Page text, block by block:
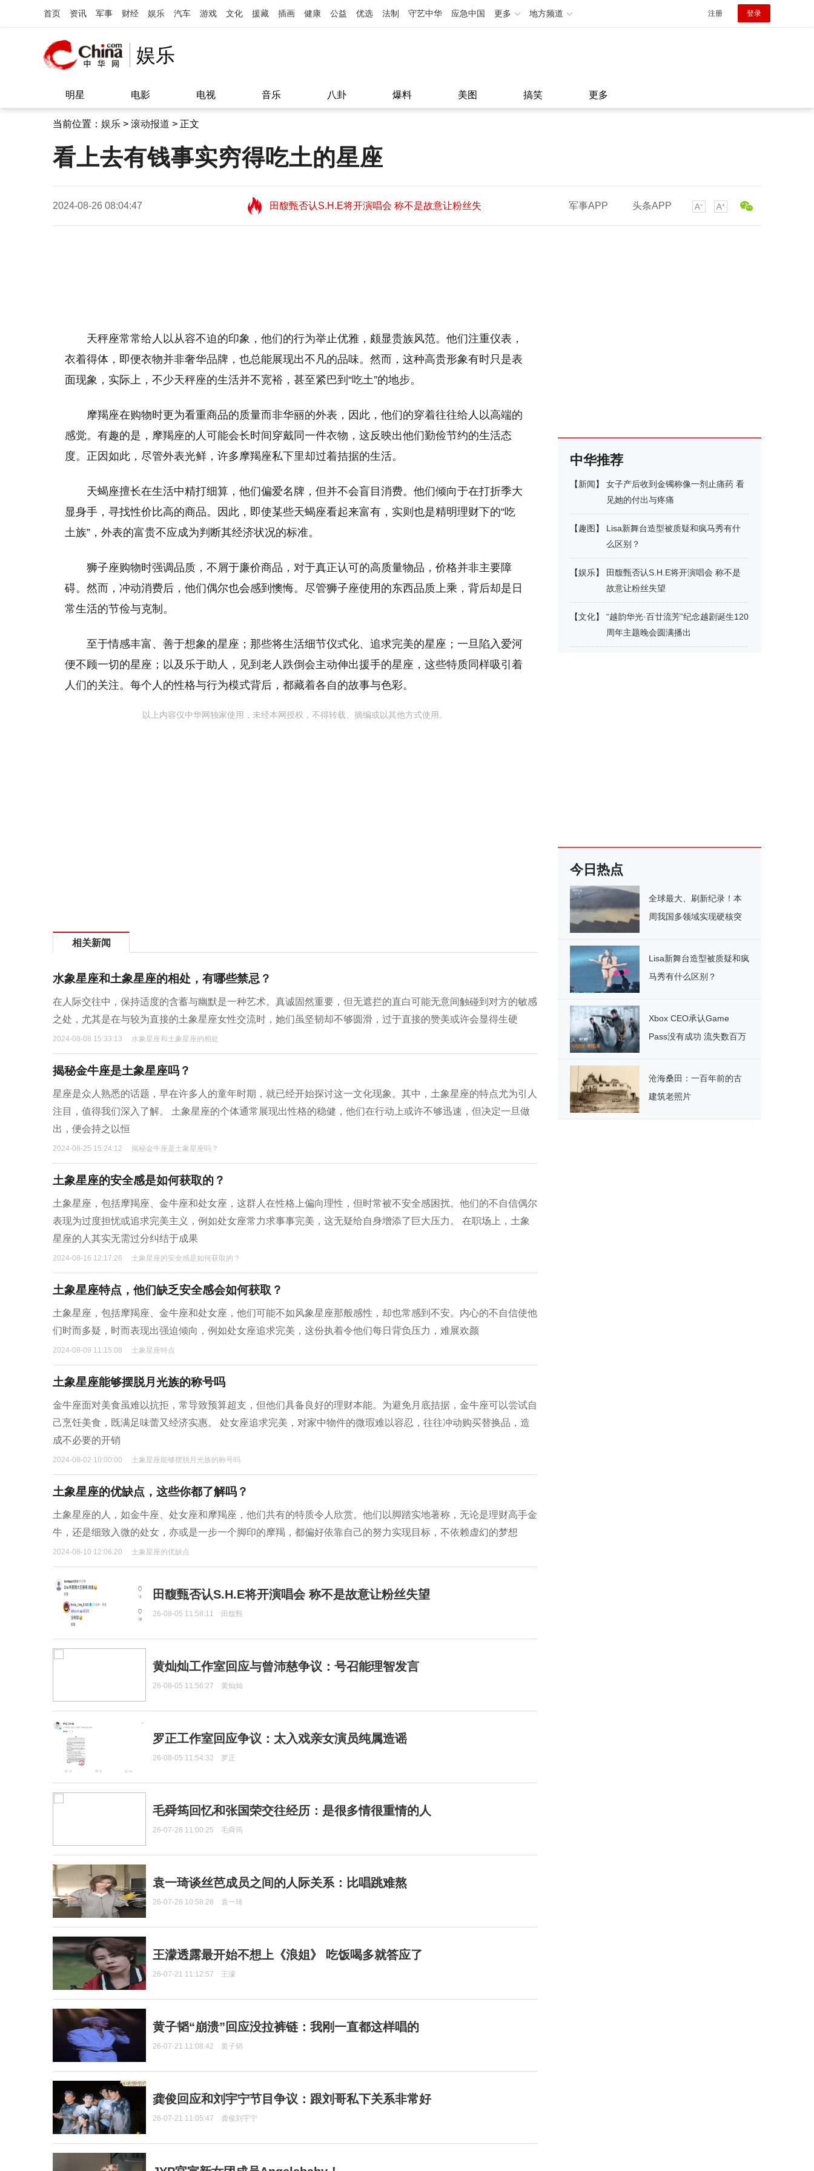
首页 资讯 军事 财经 娱乐 汽车 游戏 文化 援藏 插画 健康 公益 优选 法制 守艺中华 应急中国 更多 地方频道 注册 登录
娱乐
明星 电影 电视 音乐 八卦 爆料 美图 搞笑 更多
当前位置： 娱乐 > 滚动报道 > 正文
看上去有钱事实穷得吃土的星座
2024-08-26 08:04:47
田馥甄否认S.H.E将开演唱会 称不是故意让粉丝失
望11:08
田馥甄否认S.H.E将开演唱会 称不是故意让粉丝失
军事APP 头条APP
天秤座常常给人以从容不迫的印象，他们的行为举止优雅，颇显贵族风范。他们注重仪表，
衣着得体，即便衣物并非奢华品牌，也总能展现出不凡的品味。然而，这种高贵形象有时只是表
面现象，实际上，不少天秤座的生活并不宽裕，甚至紧巴到“吃土”的地步。
摩羯座在购物时更为看重商品的质量而非华丽的外表，因此，他们的穿着往往给人以高端的
感觉。有趣的是，摩羯座的人可能会长时间穿戴同一件衣物，这反映出他们勤俭节约的生活态
度。正因如此，尽管外表光鲜，许多摩羯座私下里却过着拮据的生活。
天蝎座擅长在生活中精打细算，他们偏爱名牌，但并不会盲目消费。他们倾向于在打折季大
显身手，寻找性价比高的商品。因此，即使某些天蝎座看起来富有，实则也是精明理财下的“吃
土族”，外表的富贵不应成为判断其经济状况的标准。
狮子座购物时强调品质，不屑于廉价商品，对于真正认可的高质量物品，价格并非主要障
碍。然而，冲动消费后，他们偶尔也会感到懊悔。尽管狮子座使用的东西品质上乘，背后却是日
常生活的节俭与克制。
至于情感丰富、善于想象的星座；那些将生活细节仪式化、追求完美的星座；一旦陷入爱河
便不顾一切的星座；以及乐于助人，见到老人跌倒会主动伸出援手的星座，这些特质同样吸引着
人们的关注。每个人的性格与行为模式背后，都藏着各自的故事与色彩。
以上内容仅中华网独家使用，未经本网授权，不得转载、摘编或以其他方式使用。
相关新闻
水象星座和土象星座的相处，有哪些禁忌？
在人际交往中，保持适度的含蓄与幽默是一种艺术。真诚固然重要，但无遮拦的直白可能无意间触碰到对方的敏感
之处，尤其是在与较为直接的土象星座女性交流时，她们虽坚韧却不够圆滑，过于直接的赞美或许会显得生硬
2024-08-08 15:33:13 水象星座和土象星座的相处
揭秘金牛座是土象星座吗？
星座是众人熟悉的话题，早在许多人的童年时期，就已经开始探讨这一文化现象。其中，土象星座的特点尤为引人
注目，值得我们深入了解。 土象星座的个体通常展现出性格的稳健，他们在行动上或许不够迅速，但决定一旦做
出，便会持之以恒
2024-08-25 15:24:12 揭秘金牛座是土象星座吗？
土象星座的安全感是如何获取的？
土象星座，包括摩羯座、金牛座和处女座，这群人在性格上偏向理性，但时常被不安全感困扰。他们的不自信偶尔
表现为过度担忧或追求完美主义，例如处女座常力求事事完美，这无疑给自身增添了巨大压力。 在职场上，土象
星座的人其实无需过分纠结于成果
2024-08-16 12:17:26 土象星座的安全感是如何获取的？
土象星座特点，他们缺乏安全感会如何获取？
土象星座，包括摩羯座、金牛座和处女座，他们可能不如风象星座那般感性，却也常感到不安。内心的不自信使他
们时而多疑，时而表现出强迫倾向，例如处女座追求完美，这份执着令他们每日背负压力，难展欢颜
2024-08-09 11:15:08 土象星座特点
土象星座能够摆脱月光族的称号吗
金牛座面对美食虽难以抗拒，常导致预算超支，但他们具备良好的理财本能。为避免月底拮据，金牛座可以尝试自
己烹饪美食，既满足味蕾又经济实惠。 处女座追求完美，对家中物件的微瑕难以容忍，往往冲动购买替换品，造
成不必要的开销
2024-08-02 10:00:00 土象星座能够摆脱月光族的称号吗
土象星座的优缺点，这些你都了解吗？
土象星座的人，如金牛座、处女座和摩羯座，他们共有的特质令人欣赏。他们以脚踏实地著称，无论是理财高手金
牛，还是细致入微的处女，亦或是一步一个脚印的摩羯，都偏好依靠自己的努力实现目标，不依赖虚幻的梦想
2024-08-10 12:06:20 土象星座的优缺点
田馥甄否认S.H.E将开演唱会 称不是故意让粉丝失望
26-08-05 11:58:11 田馥甄
黄灿灿工作室回应与曾沛慈争议：号召能理智发言
26-08-05 11:56:27 黄灿灿
罗正工作室回应争议：太入戏亲女演员纯属造谣
26-08-05 11:54:32 罗正
毛舜筠回忆和张国荣交往经历：是很多情很重情的人
26-07-28 11:00:25 毛舜筠
袁一琦谈丝芭成员之间的人际关系：比唱跳难熬
26-07-28 10:58:28 袁一琦
王濛透露最开始不想上《浪姐》 吃饭喝多就答应了
26-07-21 11:12:57 王濛
黄子韬“崩溃”回应没拉裤链：我刚一直都这样唱的
26-07-21 11:08:42 黄子韬
龚俊回应和刘宇宁节目争议：跟刘哥私下关系非常好
26-07-21 11:05:47 龚俊刘宇宁
中华推荐
【新闻】
女子产后收到金镯称像一剂止痛药 看
见她的付出与疼痛
【趣图 】
Lisa新舞台造型被质疑和疯马秀有什
么区别？
【娱乐】
田馥甄否认S.H.E将开演唱会 称不是
故意让粉丝失望
【文化】
“越韵华光·百廿流芳”纪念越剧诞生120
周年主题晚会圆满播出
今日热点
全球最大、刷新纪录！本
周我国多领域实现硬核突
Lisa新舞台造型被质疑和疯
马秀有什么区别？
Xbox CEO承认Game
Pass没有成功 流失数百万
沧海桑田：一百年前的古
建筑老照片